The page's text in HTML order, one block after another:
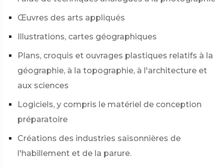
Œuvres des arts appliqués
Illustrations, cartes géographiques
Plans, croquis et ouvrages plastiques relatifs à la
géographie, à la topographie, à l'architecture et
aux sciences
Logiciels, y compris le matériel de conception
préparatoire
Créations des industries saisonnières de
l'habillement et de la parure.